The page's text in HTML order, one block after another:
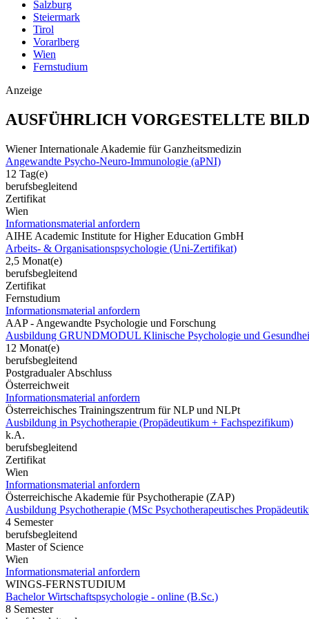
Salzburg
Steiermark
Tirol
Vorarlberg
Wien
Fernstudium
Anzeige
AUSFÜHRLICH VORGESTELLTE
Wiener Internationale Akademie für Ganzheitsmedizin
Angewandte Psycho-Neuro-Immunologie (aPNI)
12 Tag(e)
berufsbegleitend
Zertifikat
Wien
Informationsmaterial anfordern
AIHE Academic Institute for Higher Education GmbH
Arbeits- & Organisationspsychologie (Uni-Zertifikat)
2,5 Monat(e)
berufsbegleitend
Zertifikat
Fernstudium
Informationsmaterial anfordern
AAP - Angewandte Psychologie und Forschung
Ausbildung GRUNDMODUL Klinische Psychologie und
12 Monat(e)
berufsbegleitend
Postgradualer Abschluss
Österreichweit
Informationsmaterial anfordern
Österreichisches Trainingszentrum für NLP und NLPt
Ausbildung in Psychotherapie (Propädeutikum + Fachspezifikum)
k.A.
berufsbegleitend
Zertifikat
Wien
Informationsmaterial anfordern
Österreichische Akademie für Psychotherapie (ZAP)
Ausbildung Psychotherapie (MSc Psychotherapeutisches
4 Semester
berufsbegleitend
Master of Science
Wien
Informationsmaterial anfordern
WINGS-FERNSTUDIUM
Bachelor Wirtschaftspsychologie - online (B.Sc.)
8 Semester